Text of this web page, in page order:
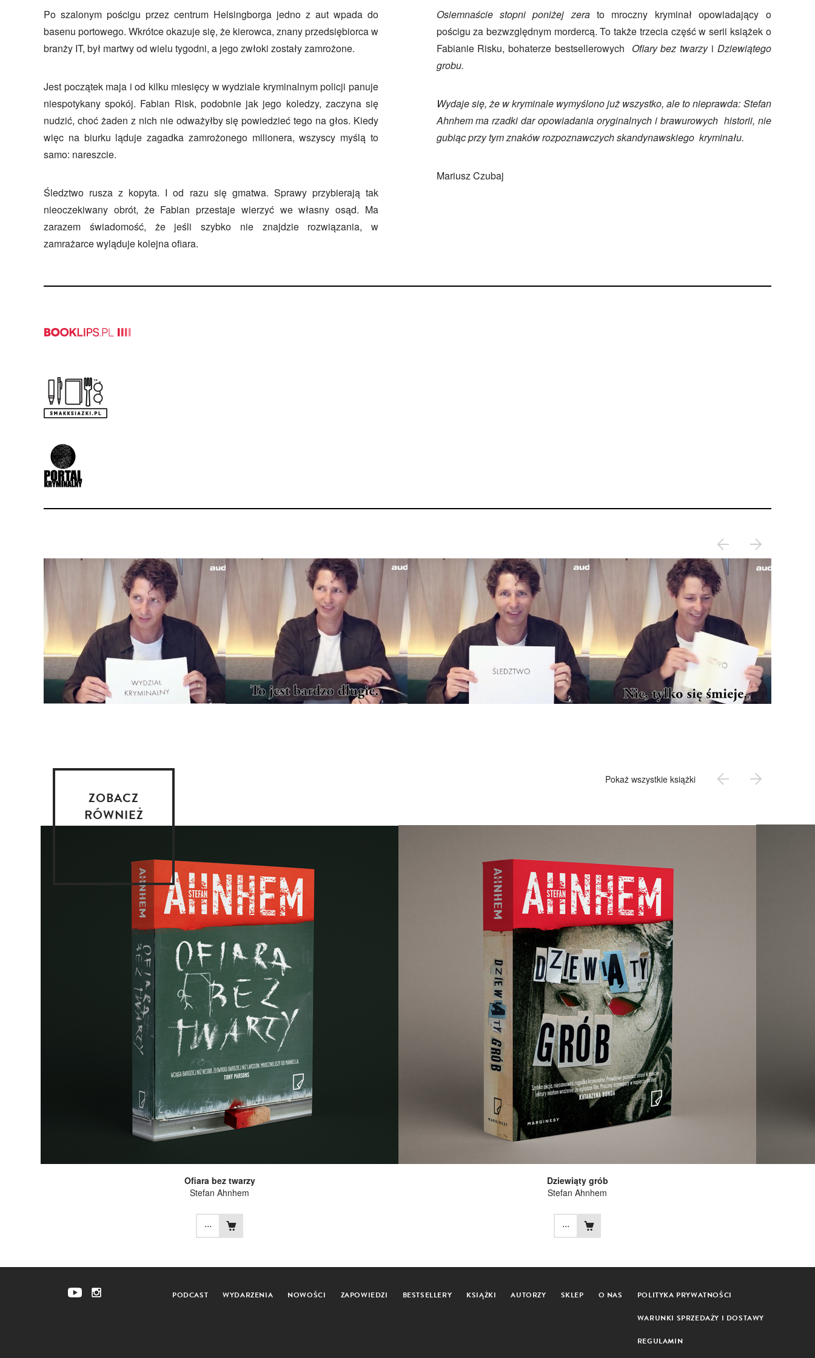
Po szalonym pościgu przez centrum Helsingborga jedno z aut wpada do
basenu portowego. Wkrótce okazuje się, że kierowca, znany przedsiębiorca w
branży IT, był martwy od wielu tygodni, a jego zwłoki zostały zamrożone.
Jest początek maja i od kilku miesięcy w wydziale kryminalnym policji panuje
niespotykany spokój. Fabian Risk, podobnie jak jego koledzy, zaczyna się
nudzić, choć żaden z nich nie odważyłby się powiedzieć tego na głos. Kiedy
więc na biurku ląduje zagadka zamrożonego milionera, wszyscy myślą to
samo: nareszcie.
Śledztwo rusza z kopyta. I od razu się gmatwa. Sprawy przybierają tak
nieoczekiwany obrót, że Fabian przestaje wierzyć we własny osąd. Ma
zarazem świadomość, że jeśli szybko nie znajdzie rozwiązania, w
zamrażarce wyląduje kolejna ofiara.
Osiemnaście stopni poniżej zerato mroczny kryminał opowiadający o
pościgu za bezwzględnym mordercą. To także trzecia część w serii książek o
Fabianie Risku, bohaterze bestsellerowych Ofiary bez twarzyi Dziewiątego
grobu.
Wydaje się, że w kryminale wymyślono już wszystko, ale to nieprawda: Stefan
Ahnhem ma rzadki dar opowiadania oryginalnych i brawurowych historii, nie
gubiąc przy tym znaków rozpoznawczych skandynawskiego kryminału.
Mariusz Czubaj
ZOBACZ
RÓWNIEŻ
Pokaż wszystkie książki
Ofiara bez twarzy
Stefan Ahnhem
...
Dziewiąty grób
Stefan Ahnhem
...
PODCAST WYDARZENIA NOWOŚCI ZAPOWIEDZI BESTSELLERY KSIĄŻKI AUTORZY SKLEP O NAS POLITYKA PRYWATNOŚCI
WARUNKI SPRZEDAŻY I DOSTAWY
REGULAMIN